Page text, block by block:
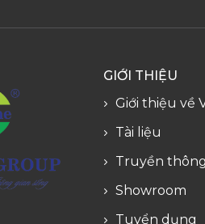
GIỚI THIỆU
Giới thiệu về
Tài liệu
Truyền thông
Showroom
Tuyển dụng